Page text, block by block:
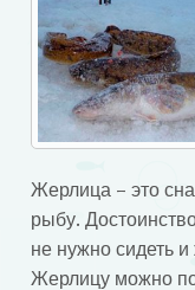
Жерлица – это
рыбу.
не нужно сидеть
Жерлицу можно